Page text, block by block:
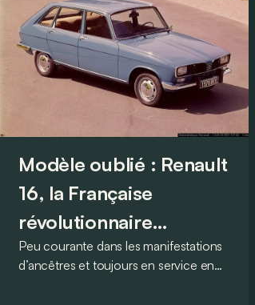
Modèle oublié : Renault
16, la Française
révolutionnaire
injustement méconnue !
Peu courante dans les manifestations
d’ancêtres et toujours en service en